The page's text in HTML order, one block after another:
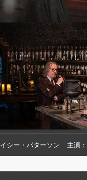
シー・パターソン 主演